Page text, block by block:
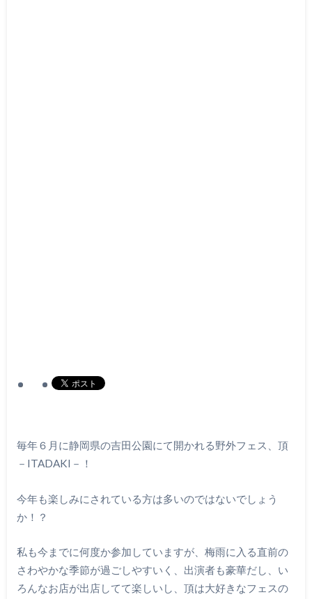
毎年６月に静岡県の吉田公園にて開かれる野外フェス、頂
－ITADAKI－！
今年も楽しみにされている方は多いのではないでしょう
か！？
私も今までに何度か参加していますが、梅雨に入る直前の
さわやかな季節が過ごしやすいく、出演者も豪華だし、い
ろんなお店が出店してて楽しいし、頂は大好きなフェスの